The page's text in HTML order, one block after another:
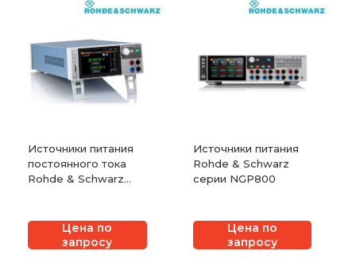
Источники питания
постоянного тока
Rohde & Schwarz
Цена по
запросу
Источники питания
Rohde & Schwarz
серии NGP800
Цена по
запросу